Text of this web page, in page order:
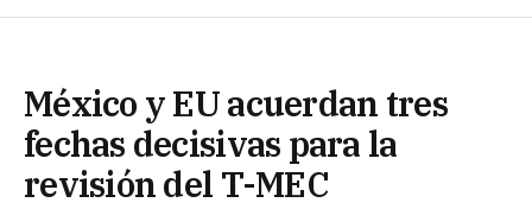
México y EU acuerdan tres
fechas decisivas para la
revisión del T-MEC